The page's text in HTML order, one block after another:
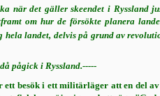
när det gäller skeendet i Ryss­land
om hur de för­sökte planera
landet, delvis på grund av
pågick i Ryss­land.-----
besök i ett militärläger att en del